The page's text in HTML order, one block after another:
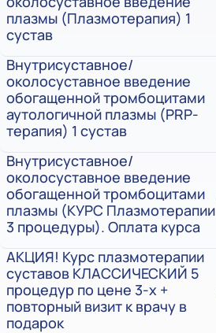
плазмы (Плазмотерапия) 1
сустав
Внутрисуставное/
околосуставное введение
обогащенной тромбоцитами
аутологичной плазмы (PRP-
терапия) 1 сустав
Внутрисуставное/
околосуставное введение
обогащенной тромбоцитами
плазмы (КУРС Плазмотерапии
3 процедуры). Оплата курса
АКЦИЯ! Курс плазмотерапии
суставов КЛАССИЧЕСКИЙ 5
процедур по цене 3-х +
повторный визит к врачу в
подарок